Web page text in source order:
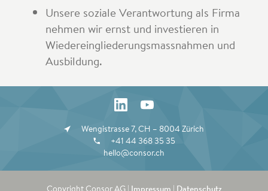
Unsere soziale Verantwortung als Firma
nehmen wir ernst und investieren in
Wiedereingliederungsmassnahmen und
Ausbildung.
Wengistrasse 7, CH – 8004 Zürich
+41 44 368 35 35
hello@consor.ch